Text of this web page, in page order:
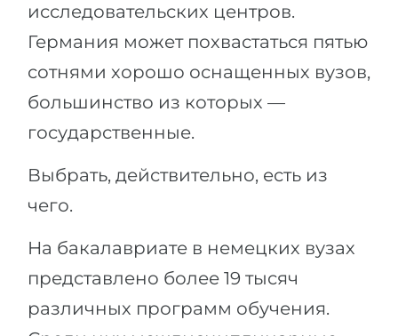
исследовательских центров.
Германия может похвастаться пятью
сотнями хорошо оснащенных вузов,
большинство из которых —
государственные.
Выбрать, действительно, есть из
чего.
На бакалавриате в немецких вузах
представлено более 19 тысяч
различных программ обучения.